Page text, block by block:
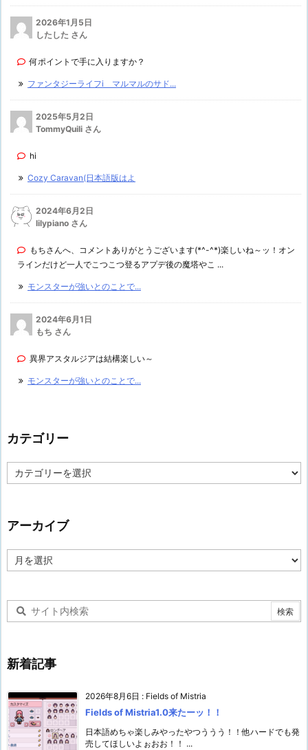
2026年1月5日
したした さん
何ポイントで手に入りますか？
ファンタジーライフi マルマルのサド...
2025年5月2日
TommyQuili さん
hi
Cozy Caravan(日本語版はよ
2024年6月2日
lilypiano さん
もちさんへ、コメントありがとうございます(*^-^*)楽しいね～ッ！オン
ラインだけど一人でこつこつ登るアプデ後の魔塔やこ ...
モンスターが強いとのことで...
2024年6月1日
もち さん
異界アスタルジアは結構楽しい～
モンスターが強いとのことで...
カテゴリー
テ
ー
アーカイブ
ー
新着記事
2026年8月6日 : Fields of Mistria
Fields of Mistria1.0来たーッ！！
日本語めちゃ楽しみやったやつううう！！他ハードでも発
売してほしいよぉおお！！ ...